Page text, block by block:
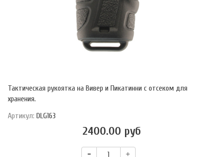
Тактическая рукоятка на Вивер и Пикатинни с отсеком для
хранения.
Артикул: DLG163
2400.00 руб